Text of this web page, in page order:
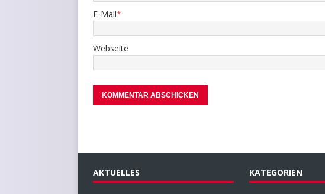
E-Mail*
Webseite
AKTUELLES KATEGORIEN